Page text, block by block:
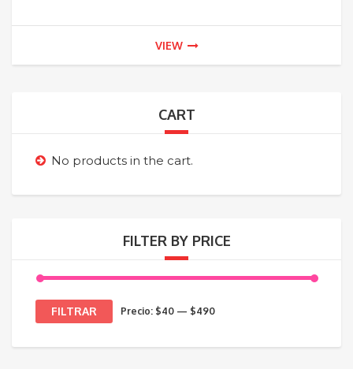
VIEW
CART
No products in the cart.
FILTER BY PRICE
Precio
Precio
FILTRAR Precio: $40 — $490